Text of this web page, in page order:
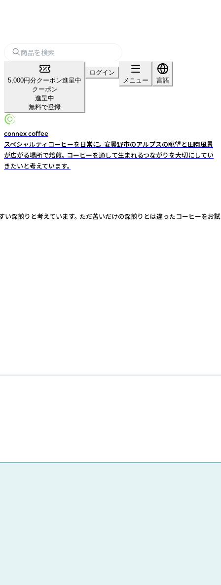
5,000円分クーポン進呈中
クーポン
進呈中
無料で登録
ログイン
メニュー
言語
connex coffee
スペシャルティコーヒーを日常に。 安曇野市のアルプスの眺望と田園風景
が広がる場所で焙煎。 コーヒーを通して生まれるつながりを大切にしてい
きたいと考えています。
深煎りと考えています。 ただ苦いだけの深煎りとは違ったコーヒーをお試